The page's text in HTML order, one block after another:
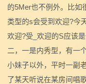
的5Mer也不例外。比如
类型的s会受到欢迎?今
欢迎?受_欢迎的S应该
二，一是内秀型，有一
小妹子以外，平时一副
了某天听说在某房间唱